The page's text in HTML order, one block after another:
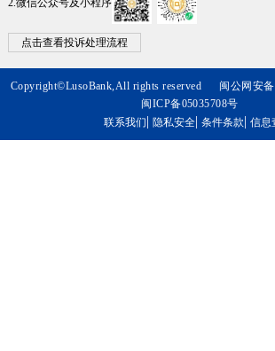
2.微信公众号及小程序
点击查看投诉处理流程
Copyright©LusoBank,All rights reserved
闽公网安
闽ICP备05035708号
联系我们|隐私安全|条件条款|信息